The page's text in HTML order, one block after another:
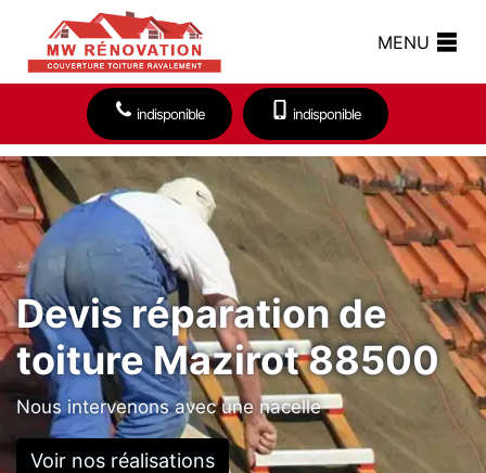
MENU
indisponible indisponible
Devis réparation de
toiture Mazirot 88500
Nous intervenons avec une nacelle
Voir nos réalisations